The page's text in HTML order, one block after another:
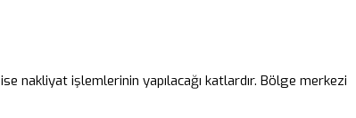
nakliyat işlemlerinin yapılacağı katlardır. Bölge merkezi